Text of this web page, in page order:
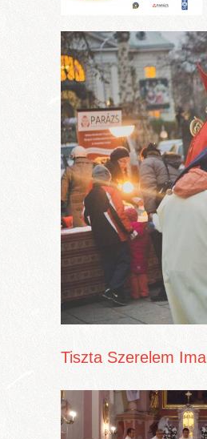
Tiszta Szerelem